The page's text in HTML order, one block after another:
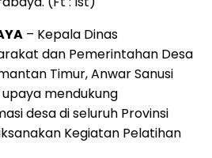
– Kepala Dinas
dan Pemerintahan Desa
Timur, Anwar Sanusi
mendukung
desa di seluruh Provinsi
Kegiatan Pelatihan